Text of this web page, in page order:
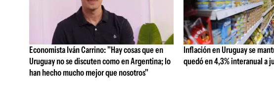
Economista Iván Carrino: "Hay cosas que en
Uruguay no se discuten como en Argentina; lo
han hecho mucho mejor que nosotros"
Inflación en Uruguay se
quedó en 4,3% interanual a